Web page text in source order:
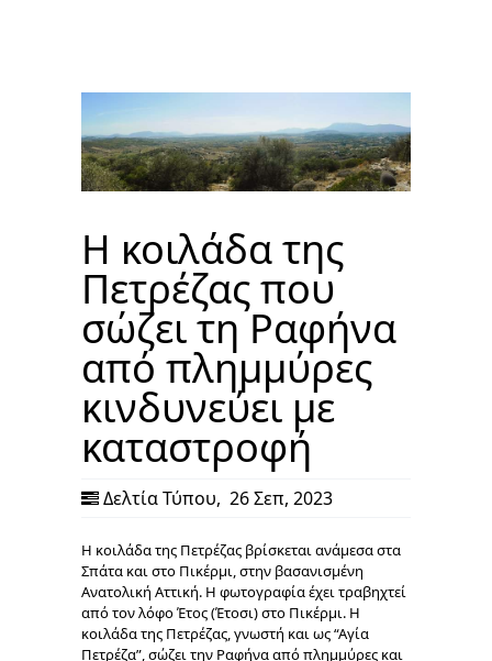
Η κοιλάδα της
Πετρέζας που
σώζει τη Ραφήνα
από πλημμύρες
κινδυνεύει με
καταστροφή
Δελτία Τύπου, 26 Σεπ, 2023
Η κοιλάδα της Πετρέζας βρίσκεται ανάμεσα στα
Σπάτα και στο Πικέρμι, στην βασανισμένη
Ανατολική Αττική. Η φωτογραφία έχει τραβηχτεί
από τον λόφο Έτος (Έτοσι) στο Πικέρμι. Η
κοιλάδα της Πετρέζας, γνωστή και ως “Αγία
Πετρέζα”, σώζει την Ραφήνα από πλημμύρες και